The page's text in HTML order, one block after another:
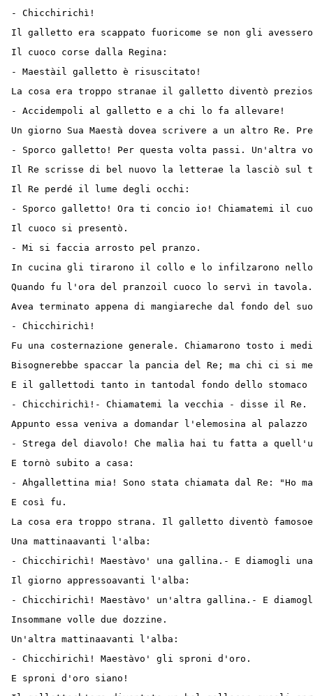
- Chicchirichì!
Il galletto era scappato fuoricome se non gli
Il cuoco corse dalla Regina:
- Maestàil galletto è risuscitato!
La cosa era troppo stranae il galletto diventò
- Accidempoli al galletto e a chi lo fa allevare!
Un giorno Sua Maestà dovea scrivere a un altro
- Sporco galletto! Per questa volta passi. Un'altra
Il Re scrisse di bel nuovo la letterae la lasciò sul
Il Re perdé il lume degli occhi:
- Sporco galletto! Ora ti concio io! Chiamatemi il
Il cuoco si presentò.
- Mi si faccia arrosto pel pranzo.
In cucina gli tirarono il collo e lo infilzarono nello
Quando fu l'ora del pranzoil cuoco lo servì in
Avea terminato appena di mangiareche dal fondo del
- Chicchirichì!
Fu una costernazione generale. Chiamarono tosto i
Bisognerebbe spaccar la pancia del Re; ma chi ci si
E il gallettodi tanto in tantodal fondo dello stomaco
- Chicchirichì!- Chiamatemi la vecchia - disse il Re.
Appunto essa veniva a domandar l'elemosina al
- Strega del diavolo! Che malìa hai tu fatta a
E tornò subito a casa:
- Ahgallettina mia! Sono stata chiamata dal Re:
E così fu.
La cosa era troppo strana. Il galletto diventò
Una mattinaavanti l'alba:
- Chicchirichì! Maestàvo' una gallina.- E diamogli
Il giorno appressoavanti l'alba:
- Chicchirichì! Maestàvo' un'altra gallina.- E
Insommane volle due dozzine.
Un'altra mattinaavanti l'alba:
- Chicchirichì! Maestàvo' gli sproni d'oro.
E sproni d'oro siano!